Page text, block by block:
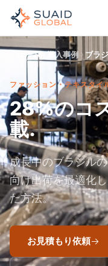
ホーム 導入事例 ブラ
ファッション・テキスタイ
28%のコ
載.
成長中のブラジル
向け出荷を最適化
た方法。
お見積もり依頼